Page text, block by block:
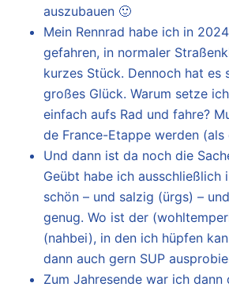
auszubauen 🙂
Mein Rennrad habe ich in
gefahren, in normaler
kurzes Stück. Dennoch hat es
großes Glück. Warum setze
einfach aufs Rad und fahre?
de France-Etappe werden (als
Und dann ist da noch die
Geübt habe ich ausschließlich
schön – und salzig (ürgs) –
genug. Wo ist der
(nahbei), in den ich hüpfen
dann auch gern SUP
Zum Jahresende war ich dann